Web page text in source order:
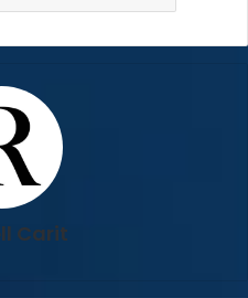
Carit